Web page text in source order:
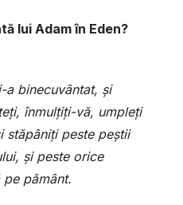
lui Adam în Eden?
a binecuvântat, şi
înmulţiţi-vă, umpleţi
stăpâniţi peste peştii
şi peste orice
pământ.